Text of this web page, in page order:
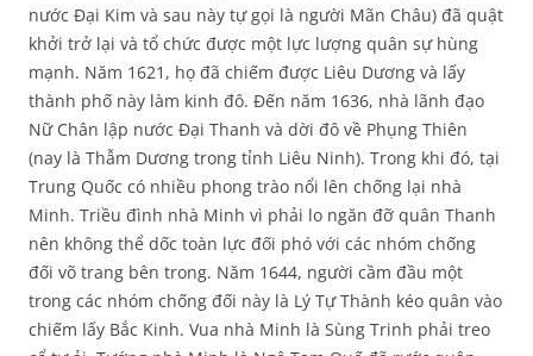
nước Đại Kim và sau này tự gọi là người Mãn Châu) đã quật
khởi trở lại và tổ chức được một lực lượng quân sự hùng
mạnh. Năm 1621, họ đã chiếm được Liêu Dương và lấy
thành phố này làm kinh đô. Đến năm 1636, nhà lãnh đạo
Nữ Chân lập nước Đại Thanh và dời đô về Phụng Thiên
(nay là Thẫm Dương trong tỉnh Liêu Ninh). Trong khi đó, tại
Trung Quốc có nhiều phong trào nổi lên chống lại nhà
Minh. Triều đình nhà Minh vì phải lo ngăn đỡ quân Thanh
nên không thể dốc toàn lực đối phó với các nhóm chống
đối võ trang bên trong. Năm 1644, người cầm đầu một
trong các nhóm chống đối này là Lý Tự Thành kéo quân vào
chiếm lấy Bắc Kinh. Vua nhà Minh là Sùng Trinh phải treo